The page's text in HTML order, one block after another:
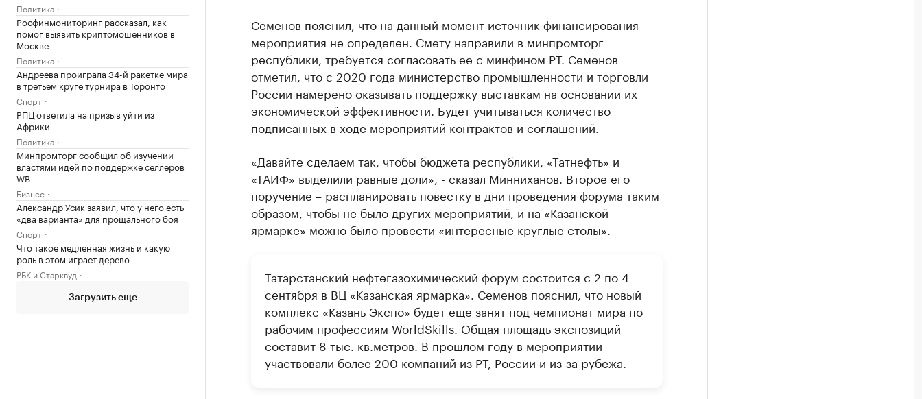
Политика
Росфинмониторинг рассказал, как
помог выявить криптомошенников в
Москве
Политика
Андреева проиграла 34-й ракетке мира
в третьем круге турнира в Торонто
Спорт
РПЦ ответила на призыв уйти из
Африки
Политика
Минпромторг сообщил об изучении
властями идей по поддержке селлеров
WB
Бизнес
Александр Усик заявил, что у него есть
«два варианта» для прощального боя
Спорт
Что такое медленная жизнь и какую
роль в этом играет дерево
РБК и Старквуд
Загрузить еще
Семенов пояснил, что на данный момент источник финансирования
мероприятия не определен. Смету направили в минпромторг
республики, требуется согласовать ее с минфином РТ. Семенов
отметил, что с 2020 года министерство промышленности и торговли
России намерено оказывать поддержку выставкам на основании их
экономической эффективности. Будет учитываться количество
подписанных в ходе мероприятий контрактов и соглашений.
«Давайте сделаем так, чтобы бюджета республики, «Татнефть» и
«ТАИФ» выделили равные доли», - сказал Минниханов. Второе его
поручение – распланировать повестку в дни проведения форума таким
образом, чтобы не было других мероприятий, и на «Казанской
ярмарке» можно было провести «интересные круглые столы».
Татарстанский нефтегазохимический форум состоится с 2 по 4
сентября в ВЦ «Казанская ярмарка». Семенов пояснил, что новый
комплекс «Казань Экспо» будет еще занят под чемпионат мира по
рабочим профессиям WorldSkills. Общая площадь экспозиций
составит 8 тыс. кв.метров. В прошлом году в мероприятии
участвовали более 200 компаний из РТ, России и из-за рубежа.